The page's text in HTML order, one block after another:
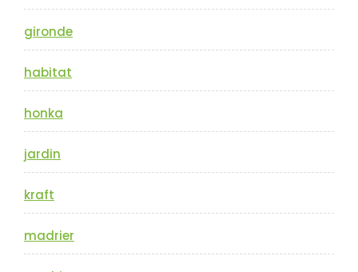
gironde
habitat
honka
jardin
kraft
madrier